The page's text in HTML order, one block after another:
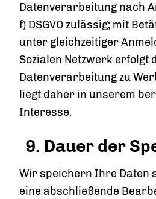
Datenverarbeitung nach
f) DSGVO zulässig; mit
unter gleichzeitiger
Sozialen Netzwerk erfolgt
Datenverarbeitung zu
liegt daher in unserem
Interesse.
9. Dauer der
Wir speichern Ihre Daten
eine abschließende